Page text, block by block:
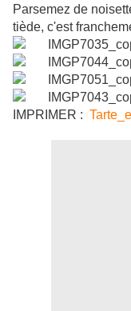
Parsemez de
tiède, c'est
IMPRIMER :